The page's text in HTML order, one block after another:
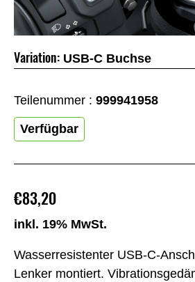
Wasserresistenter USB-C-
Lenker montiert.
€83,20
inkl. 19% MwSt.
Variation: USB-C Buchse
Teilenummer : 999941958
Verfügbar